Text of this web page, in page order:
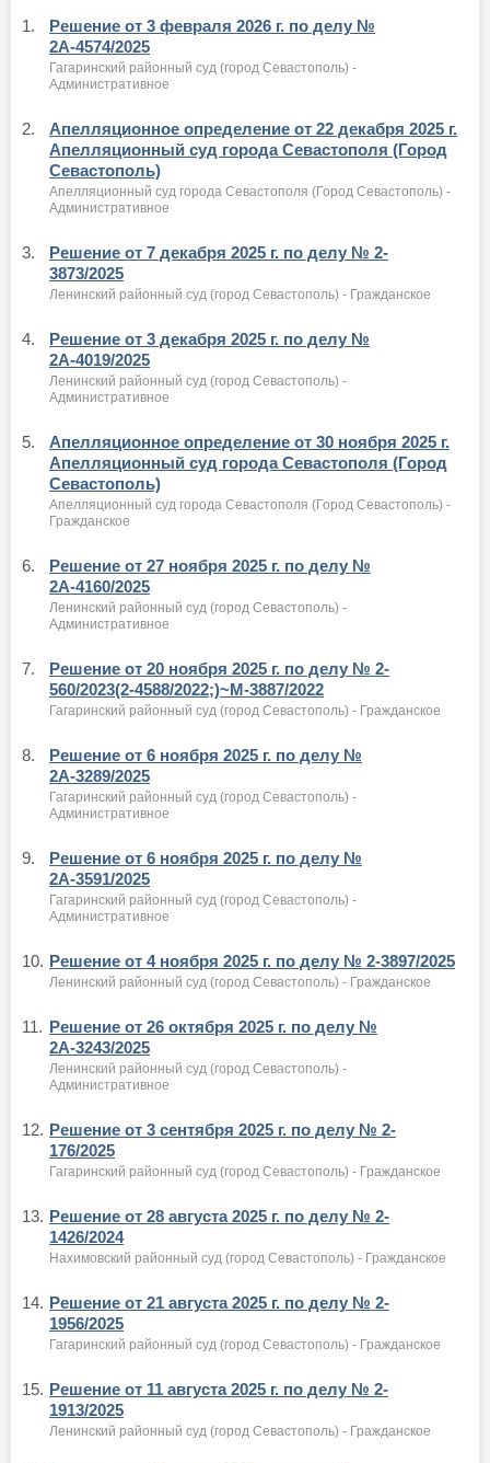
1.
Решение от 3 февраля 2026 г. по делу №
2А-4574/2025
Гагаринский районный суд (город Севастополь) -
Административное
2.
Апелляционное определение от 22 декабря 2025 г.
Апелляционный суд города Севастополя (Город
Севастополь)
Апелляционный суд города Севастополя (Город Севастополь) -
Административное
3.
Решение от 7 декабря 2025 г. по делу № 2-
3873/2025
Ленинский районный суд (город Севастополь) - Гражданское
4.
Решение от 3 декабря 2025 г. по делу №
2А-4019/2025
Ленинский районный суд (город Севастополь) -
Административное
5.
Апелляционное определение от 30 ноября 2025 г.
Апелляционный суд города Севастополя (Город
Севастополь)
Апелляционный суд города Севастополя (Город Севастополь) -
Гражданское
6.
Решение от 27 ноября 2025 г. по делу №
2А-4160/2025
Ленинский районный суд (город Севастополь) -
Административное
7.
Решение от 20 ноября 2025 г. по делу № 2-
560/2023(2-4588/2022;)~М-3887/2022
Гагаринский районный суд (город Севастополь) - Гражданское
8.
Решение от 6 ноября 2025 г. по делу №
2А-3289/2025
Гагаринский районный суд (город Севастополь) -
Административное
9.
Решение от 6 ноября 2025 г. по делу №
2А-3591/2025
Гагаринский районный суд (город Севастополь) -
Административное
10. Решение от 4 ноября 2025 г. по делу № 2-3897/2025
Ленинский районный суд (город Севастополь) - Гражданское
11. Решение от 26 октября 2025 г. по делу №
2А-3243/2025
Ленинский районный суд (город Севастополь) -
Административное
12. Решение от 3 сентября 2025 г. по делу № 2-
176/2025
Гагаринский районный суд (город Севастополь) - Гражданское
13. Решение от 28 августа 2025 г. по делу № 2-
1426/2024
Нахимовский районный суд (город Севастополь) - Гражданское
14. Решение от 21 августа 2025 г. по делу № 2-
1956/2025
Гагаринский районный суд (город Севастополь) - Гражданское
15. Решение от 11 августа 2025 г. по делу № 2-
1913/2025
Ленинский районный суд (город Севастополь) - Гражданское